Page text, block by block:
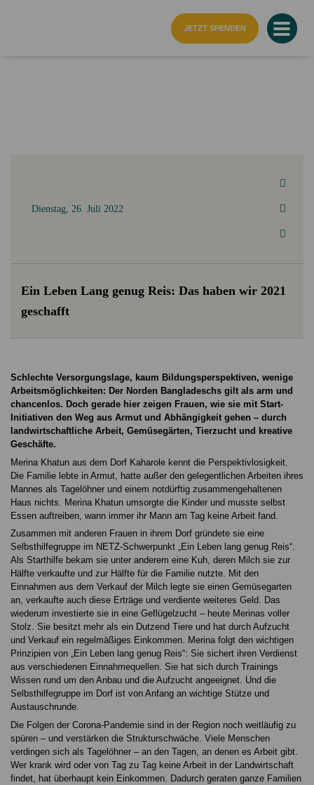
JETZT SPENDEN
Dienstag, 26. Juli 2022
Ein Leben Lang genug Reis: Das haben wir 2021
geschafft
Schlechte Versorgungslage, kaum Bildungs­perspektiven, wenige
Arbeitsmöglichkeiten: Der Norden Bangladeschs gilt als arm und
chancenlos. Doch gerade hier zeigen Frauen, wie sie mit Start-
Initiativen den Weg aus Armut und Abhängigkeit gehen – durch
landwirtschaftliche Arbeit, Gemüsegärten, Tierzucht und kreative
Geschäfte.
Merina Khatun aus dem Dorf Kaharole kennt die Perspektiv­losigkeit.
Die Familie lebte in Armut, hatte außer den gele­gentlichen Arbeiten ihres
Mannes als Tagelöhner und einem notdürftig zusammengehaltenen
Haus nichts. Merina Kha­tun umsorgte die Kinder und musste selbst
Essen auftrei­ben, wann immer ihr Mann am Tag keine Arbeit fand.
Zusammen mit anderen Frauen in ihrem Dorf gründete sie eine
Selbsthilfegruppe im NETZ-Schwerpunkt „Ein Leben lang genug Reis“.
Als Starthilfe bekam sie unter ande­rem eine Kuh, deren Milch sie zur
Hälfte verkaufte und zur Hälfte für die Familie nutzte. Mit den
Einnahmen aus dem Verkauf der Milch legte sie einen Gemüsegarten
an, verkaufte auch diese Erträge und verdiente weiteres Geld. Das
wiederum investierte sie in eine Geflügelzucht – heute Merinas voller
Stolz. Sie besitzt mehr als ein Dutzend Tiere und hat durch Aufzucht
und Verkauf ein regelmäßiges Ein­kommen. Merina folgt den wichtigen
Prinzipien von „Ein Leben lang genug Reis“: Sie sichert ihren Verdienst
aus ver­schiedenen Einnahmequellen. Sie hat sich durch Trainings
Wissen rund um den Anbau und die Aufzucht angeeignet. Und die
Selbsthilfegruppe im Dorf ist von Anfang an wich­tige Stütze und
Austauschrunde.
Die Folgen der Corona-Pandemie sind in der Region noch weitläufig zu
spüren – und verstärken die Strukturschwä­che. Viele Menschen
verdingen sich als Tagelöhner – an den Tagen, an denen es Arbeit gibt.
Wer krank wird oder von Tag zu Tag keine Arbeit in der Landwirtschaft
findet, hat überhaupt kein Einkommen. Dadurch geraten ganze Fami­lien